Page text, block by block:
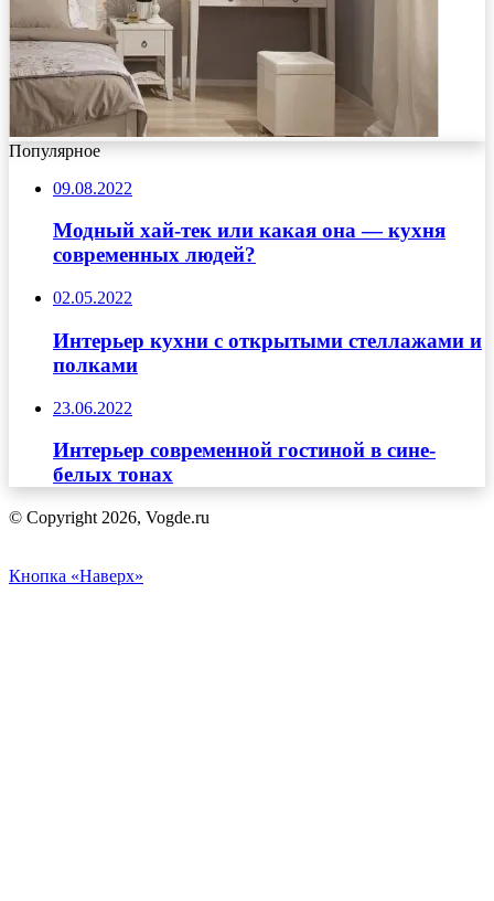
Популярное
09.08.2022
Модный хай-тек или какая она — кухня
современных людей?
02.05.2022
Интерьер кухни с открытыми стеллажами и
полками
23.06.2022
Интерьер современной гостиной в сине-
белых тонах
© Copyright 2026, Vogde.ru
Кнопка «Наверх»